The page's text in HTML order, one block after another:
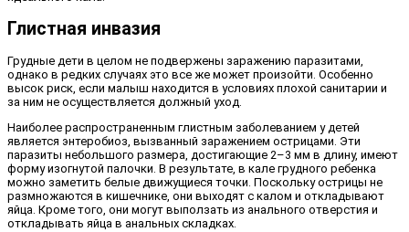
Глистная инвазия
Грудные дети в целом не подвержены заражению паразитами,
однако в редких случаях это все же может произойти. Особенно
высок риск, если малыш находится в условиях плохой санитарии и
за ним не осуществляется должный уход.
Наиболее распространенным глистным заболеванием у детей
является энтеробиоз, вызванный заражением острицами. Эти
паразиты небольшого размера, достигающие 2–3 мм в длину, имеют
форму изогнутой палочки. В результате, в кале грудного ребенка
можно заметить белые движущиеся точки. Поскольку острицы не
размножаются в кишечнике, они выходят с калом и откладывают
яйца. Кроме того, они могут выползать из анального отверстия и
откладывать яйца в анальных складках.